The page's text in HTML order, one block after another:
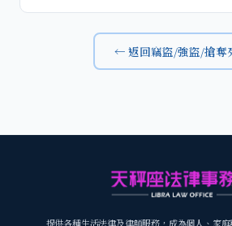
← 返回竊盜/強盜/搶奪
提供各種生活法律及律師服務，成為個人、家庭